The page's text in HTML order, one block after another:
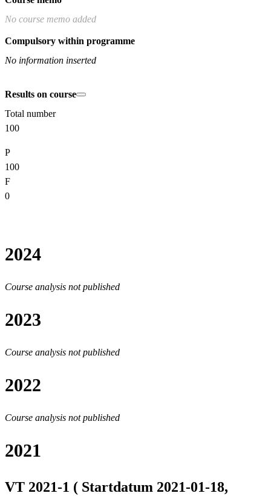
No course memo added
Compulsory within programme
No information inserted
Results on course
Total number
100
P
100
F
0
2024
Course analysis not published
2023
Course analysis not published
2022
Course analysis not published
2021
VT 2021-1 ( Startdatum 2021-01-18,